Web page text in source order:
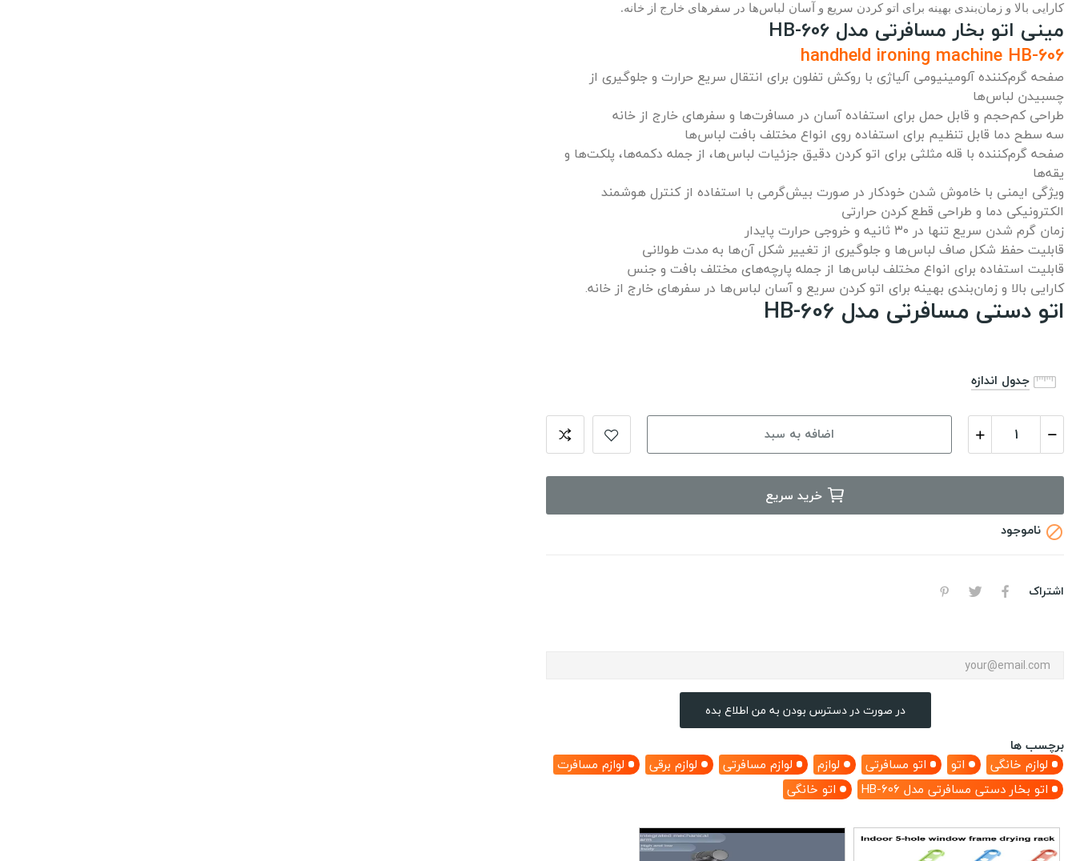
کارایی بالا و زمان‌بندی بهینه برای اتو کردن سریع و آسان لباس‌ها در سفرهای خارج از خانه.
مینی اتو بخار مسافرتی مدل HB-606
handheld ironing machine HB-606
صفحه گرم‌کننده آلومینیومی آلیاژی با روکش تفلون برای انتقال سریع حرارت و جلوگیری از
چسبیدن لباس‌ها
طراحی کم‌حجم و قابل حمل برای استفاده آسان در مسافرت‌ها و سفرهای خارج از خانه
سه سطح دما قابل تنظیم برای استفاده روی انواع مختلف بافت لباس‌ها
صفحه گرم‌کننده با قله مثلثی برای اتو کردن دقیق جزئیات لباس‌ها، از جمله دکمه‌ها، پلکت‌ها و
یقه‌ها
ویژگی ایمنی با خاموش شدن خودکار در صورت بیش‌گرمی با استفاده از کنترل هوشمند
الکترونیکی دما و طراحی قطع کردن حرارتی
زمان گرم شدن سریع تنها در ۳۰ ثانیه و خروجی حرارت پایدار
قابلیت حفظ شکل صاف لباس‌ها و جلوگیری از تغییر شکل آن‌ها به مدت طولانی
قابلیت استفاده برای انواع مختلف لباس‌ها از جمله پارچه‌های مختلف بافت و جنس
کارایی بالا و زمان‌بندی بهینه برای اتو کردن سریع و آسان لباس‌ها در سفرهای خارج از خانه.
اتو دستی مسافرتی مدل HB-606
جدول اندازه
اضافه به سبد
خرید سریع
 ناموجود
اشتراک
در صورت در دسترس بودن به من اطلاع بده
برچسب ها
لوازم خانگی
اتو اتو مسافرتی لوازم لوازم مسافرتی لوازم برقی
لوازم مسافرت
اتو بخار دستی مسافرتی مدل HB-606
اتو خانگی